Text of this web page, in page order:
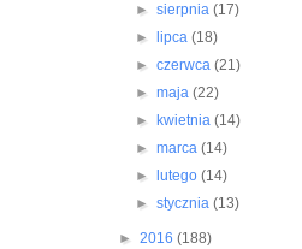
► sierpnia (17)
►
lipca (18)
► czerwca (21)
► maja (22)
►
kwietnia (14)
► marca (14)
►
lutego (14)
► stycznia (13)
► 2016 (188)